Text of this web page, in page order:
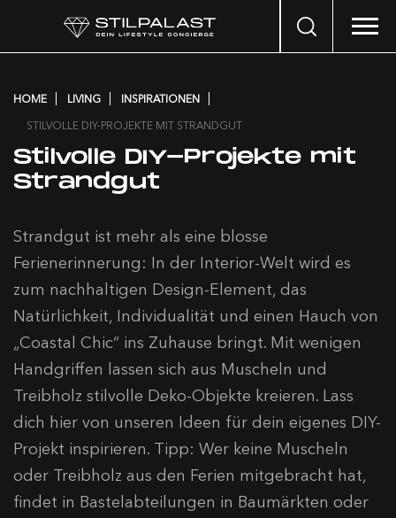
Search
HOME LIVING
INSPIRATIONEN
STILVOLLE DIY-PROJEKTE MIT STRANDGUT
Stilvolle DIY-Projekte mit
Strandgut
Strandgut ist mehr als eine blosse
Ferienerinnerung: In der Interior-Welt wird es
zum nachhaltigen Design-Element, das
Natürlichkeit, Individualität und einen Hauch von
„Coastal Chic“ ins Zuhause bringt. Mit wenigen
Handgriffen lassen sich aus Muscheln und
Treibholz stilvolle Deko-Objekte kreieren. Lass
dich hier von unseren Ideen für dein eigenes DIY-
Projekt inspirieren. Tipp: Wer keine Muscheln
oder Treibholz aus den Ferien mitgebracht hat,
findet in Bastelabteilungen in Baumärkten oder